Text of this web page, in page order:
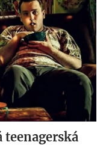
teenagerská